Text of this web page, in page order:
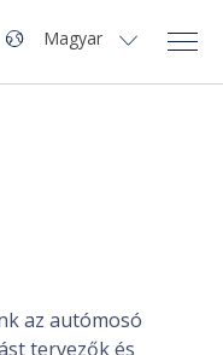
Navigáció
Nyelv
Magyar
az autómosó
tervezők és